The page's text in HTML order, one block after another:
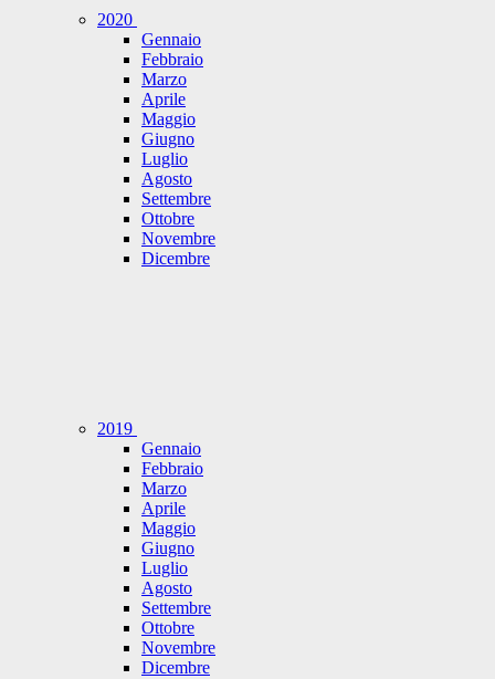
2020
Gennaio
Febbraio
Marzo
Aprile
Maggio
Giugno
Luglio
Agosto
Settembre
Ottobre
Novembre
Dicembre
2019
Gennaio
Febbraio
Marzo
Aprile
Maggio
Giugno
Luglio
Agosto
Settembre
Ottobre
Novembre
Dicembre